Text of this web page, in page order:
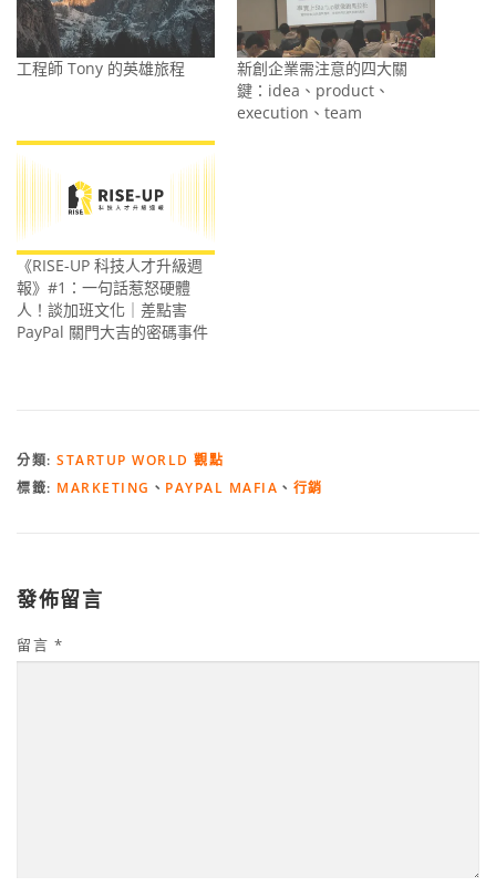
工程師 Tony 的英雄旅程
新創企業需注意的四大關
鍵：idea、product、
execution、team
《RISE-UP 科技人才升級週
報》#1：一句話惹怒硬體
人！談加班文化｜差點害
PayPal 關門大吉的密碼事件
分類: STARTUP WORLD 觀點
標籤: MARKETING 、 PAYPAL MAFIA 、 行銷
發佈留言
留言 *